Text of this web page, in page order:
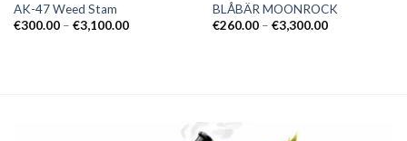
AK-47 Weed Stam
€300.00 – €3,100.00Prisintervall:
BLÅBÄR MOONROCK
€260.00 – €3,300.00Prisintervall: